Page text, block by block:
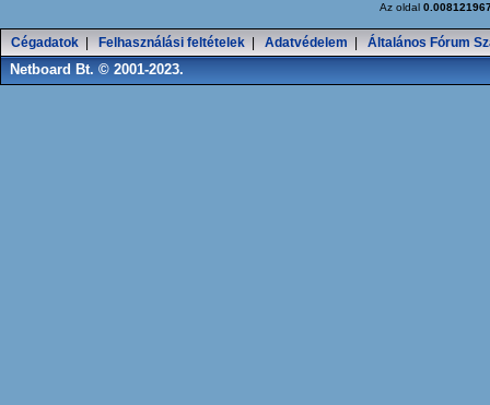
Az oldal
Cégadatok Felhasználási feltételek Adatvédelem Általános Fórum
Netboard Bt. © 2001-2023.